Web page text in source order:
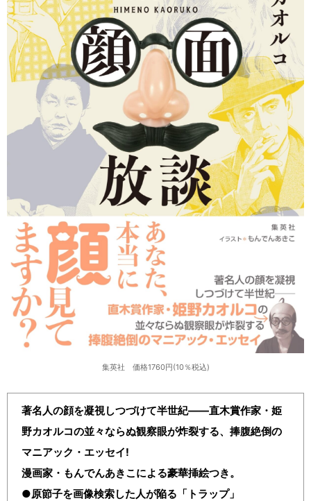
集英社 価格1760円(10％税込)
著名人の顔を凝視しつづけて半世紀――直木賞作家・姫
野カオルコの並々ならぬ観察眼が炸裂する、捧腹絶倒の
マニアック・エッセイ!
漫画家・もんでんあきこによる豪華挿絵つき。
●原節子を画像検索した人が陥る「トラップ」